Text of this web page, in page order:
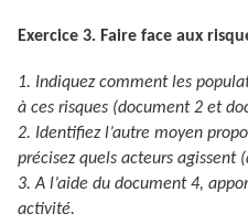
Exercice 3. Faire face aux
1. Indiquez comment les
à ces risques (document 2 et
2. Identifiez l’autre moyen
précisez quels acteurs agissent
3. A l’aide du document 4,
activité.